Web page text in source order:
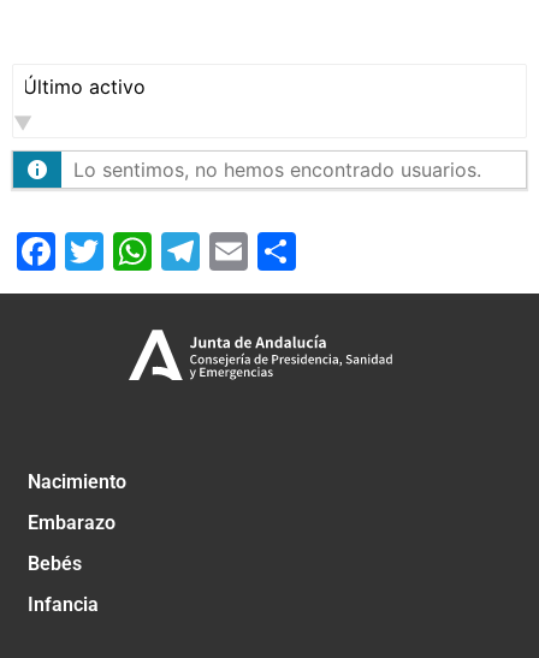
Mostrar:
Lo sentimos, no hemos encontrado usuarios.
Facebook
Twitter
WhatsApp
Telegram
Email
Nacimiento
Embarazo
Bebés
Infancia